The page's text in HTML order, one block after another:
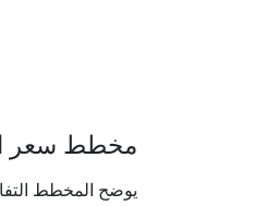
مخطط سعر